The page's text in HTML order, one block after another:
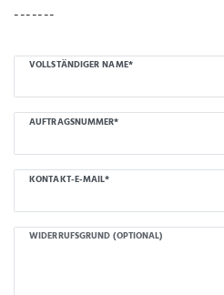
-------
VOLLSTÄNDIGER NAME*
AUFTRAGSNUMMER*
KONTAKT-E-MAIL*
WIDERRUFSGRUND (OPTIONAL)